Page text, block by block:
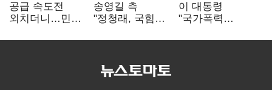
공급 속도전
외치더니…민주,
리모델링'까지
송영길 측
"정청래, 국힘
민주당 대표로
이 대통령
"국가폭력
적극적 조사로